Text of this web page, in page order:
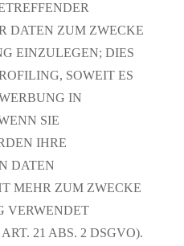
DATEN ZUM ZWECKE
EINZULEGEN; DIES
SOWEIT ES
IN
SIE
IHRE
DATEN
MEHR ZUM ZWECKE
VERWENDET
21 ABS. 2 DSGVO).